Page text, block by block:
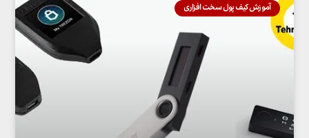
آموزش کیف پول سخت افزاری